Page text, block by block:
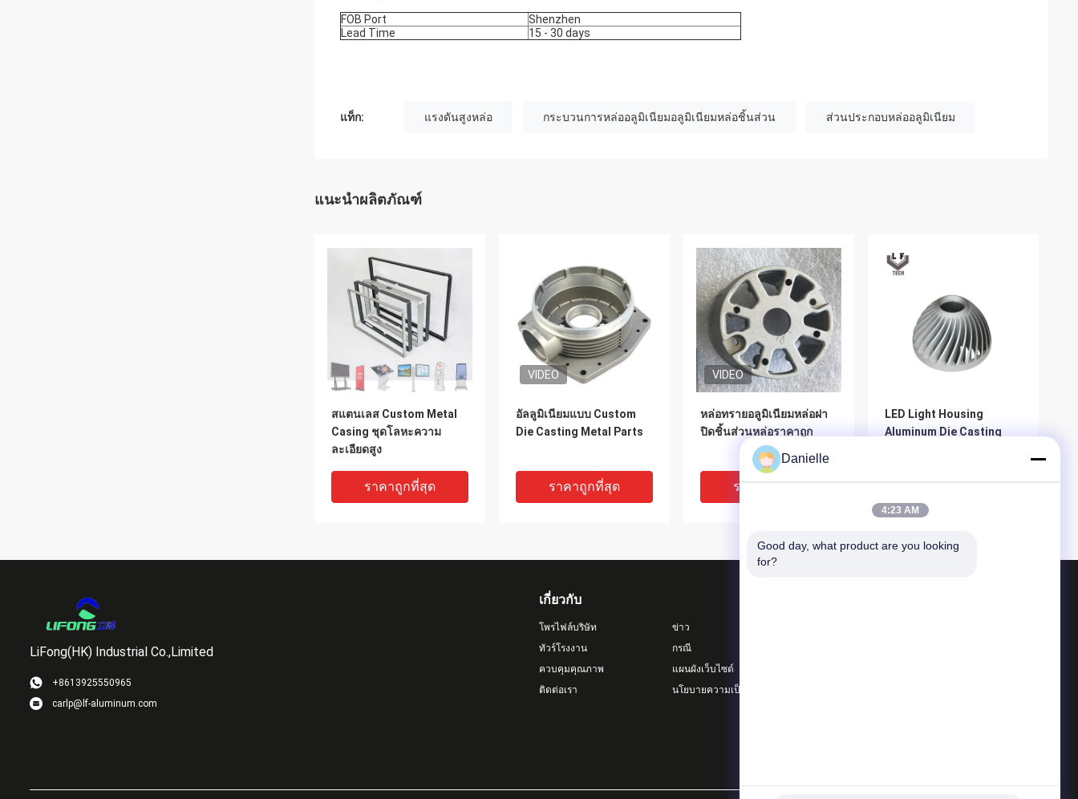
FOB Port
Shenzhen
Lead Time
15 - 30 days
แท็ก: แรงดันสูงหล่อ กระบวนการหล่ออลูมิเนียมอลูมิเนียมหล่อชิ้นส่วน ส่วนประกอบหล่ออลูมิเนียม
แนะนำผลิตภัณฑ์
สแตนเลส Custom Metal
Casing ชุดโลหะความ
ละเอียดสูง
ราคาถูกที่สุด
VIDEO
อัลลูมิเนียมแบบ Custom
Die Casting Metal Parts
ราคาถูกที่สุด
VIDEO
หล่อทรายอลูมิเนียมหล่อฝา
ปิดชิ้นส่วนหล่อราคาถูก
ราคาถูกที่สุด
LED Light Housing
Aluminum Die Casting
ราคาถูกที่สุด
VIDEO
LiFong(HK) Industrial Co.,Limited
+8613925550965
carlp@lf-aluminum.com
เกี่ยวกับ
โพรไฟล์บริษัท
ทัวร์โรงงาน
ควบคุมคุณภาพ
ติดต่อเรา
ข่าว
กรณี
แผนผังเว็บไซต์
นโยบายความเป็นส่วนตัว
Danielle
4:23 AM
Good day, what product are you looking
for?